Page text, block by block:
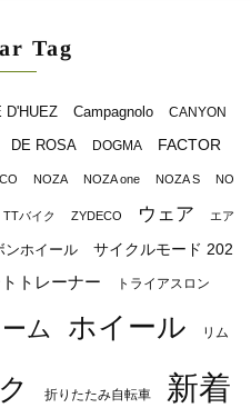
Tag
D'HUEZ Campagnolo CANYON
DE ROSA DOGMA FACTOR
NOZA NOZA one NOZA S NO
TTバイク ZYDECO ウェア エア
ンホイール
サイクルモード 202
トレーナー トライアスロン
ム ホイール リム
折りたたみ自転車
新着